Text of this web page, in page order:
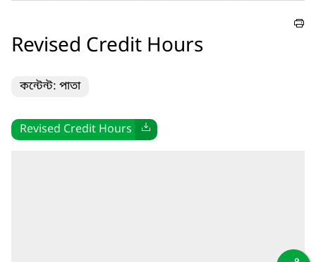
Revised Credit Hours
কন্টেন্ট: পাতা
Revised Credit Hours